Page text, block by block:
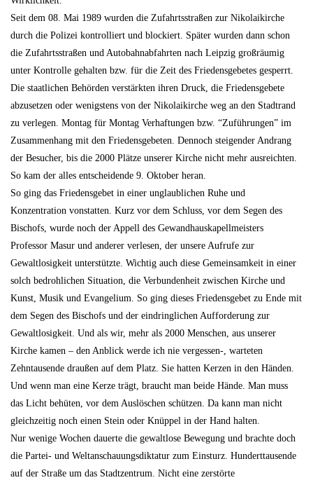
Seit dem 08. Mai 1989 wurden die Zufahrtsstraßen zur Nikolaikirche
durch die Polizei kontrolliert und blockiert. Später wurden dann schon
die Zufahrtsstraßen und Autobahnabfahrten nach Leipzig großräumig
unter Kontrolle gehalten bzw. für die Zeit des Friedensgebetes gesperrt.
Die staatlichen Behörden verstärkten ihren Druck, die Friedensgebete
abzusetzen oder wenigstens von der Nikolaikirche weg an den Stadtrand
zu verlegen. Montag für Montag Verhaftungen bzw. “Zuführungen” im
Zusammenhang mit den Friedensgebeten. Dennoch steigender Andrang
der Besucher, bis die 2000 Plätze unserer Kirche nicht mehr ausreichten.
So kam der alles entscheidende 9. Oktober heran.
So ging das Friedensgebet in einer unglaublichen Ruhe und
Konzentration vonstatten. Kurz vor dem Schluss, vor dem Segen des
Bischofs, wurde noch der Appell des Gewandhauskapellmeisters
Professor Masur und anderer verlesen, der unsere Aufrufe zur
Gewaltlosigkeit unterstützte. Wichtig auch diese Gemeinsamkeit in einer
solch bedrohlichen Situation, die Verbundenheit zwischen Kirche und
Kunst, Musik und Evangelium. So ging dieses Friedensgebet zu Ende mit
dem Segen des Bischofs und der eindringlichen Aufforderung zur
Gewaltlosigkeit. Und als wir, mehr als 2000 Menschen, aus unserer
Kirche kamen – den Anblick werde ich nie vergessen-, warteten
Zehntausende draußen auf dem Platz. Sie hatten Kerzen in den Händen.
Und wenn man eine Kerze trägt, braucht man beide Hände. Man muss
das Licht behüten, vor dem Auslöschen schützen. Da kann man nicht
gleichzeitig noch einen Stein oder Knüppel in der Hand halten.
Nur wenige Wochen dauerte die gewaltlose Bewegung und brachte doch
die Partei- und Weltanschauungsdiktatur zum Einsturz. Hunderttausende
auf der Straße um das Stadtzentrum. Nicht eine zerstörte